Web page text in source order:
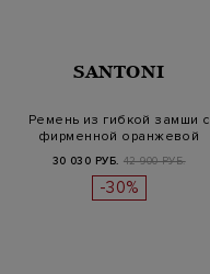
SANTONI
Ремень из гибкой замши с
фирменной оранжевой
отделкой
30 030 РУБ. 42 900 РУБ.
-30%